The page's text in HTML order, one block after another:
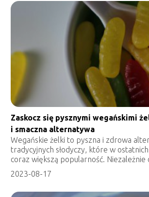
Zaskocz się pysznymi wegańskimi
i smaczna alternatywa
Wegańskie żelki to pyszna i zdrowa
tradycyjnych słodyczy, które w
coraz większą popularność. Niezależnie
2023-08-17